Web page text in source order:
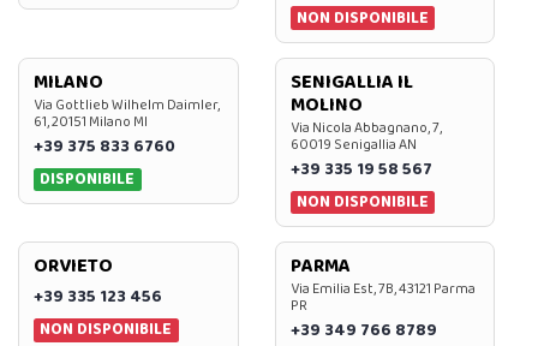
NON DISPONIBILE
MILANO
Via Gottlieb Wilhelm Daimler,
61, 20151 Milano MI
+39 375 833 6760
DISPONIBILE
SENIGALLIA IL
MOLINO
Via Nicola Abbagnano, 7,
60019 Senigallia AN
+39 335 19 58 567
NON DISPONIBILE
ORVIETO
+39 335 123 456
NON DISPONIBILE
PARMA
Via Emilia Est, 7B, 43121 Parma
PR
+39 349 766 8789